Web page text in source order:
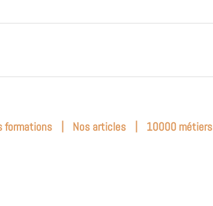
formations | Nos articles | 10000 métiers